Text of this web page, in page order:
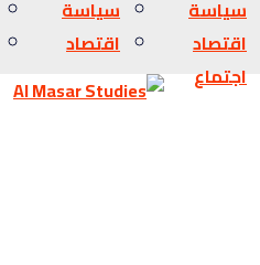
سياسة
اقتصاد
اجتماع
سياسة
اقتصاد